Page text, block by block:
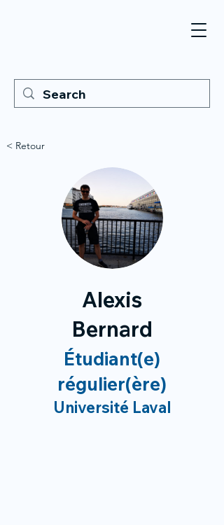
< Retour
Alexis
Bernard
Étudiant(e)
régulier(ère)
Université Laval